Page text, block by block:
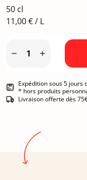
50 cl
11,00 € / L
 
Expédition sous 5 jours
* hors produits
Livraison offerte dès